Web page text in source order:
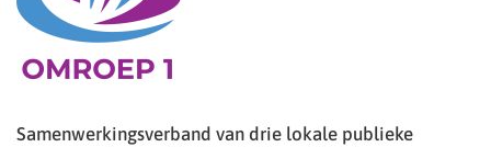
Samenwerkingsverband van drie lokale publieke